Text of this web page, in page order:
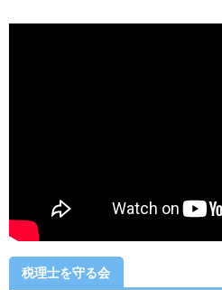
税理士を守る会